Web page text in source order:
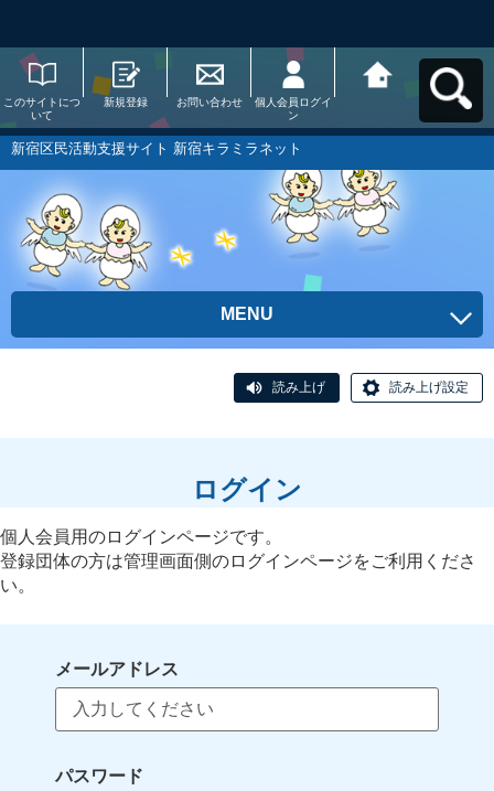
このサイトにつ
いて
新規登録 お問い合わせ
個人会員ログイ
ン
ラミラネットへ
新宿区民活動支援サイト 新宿キラミラネット
MENU
読み上げ 読み上げ設定
ログイン
個人会員用のログインページです。
登録団体の方は管理画面側のログインページをご利用くださ
い。
メールアドレス
パスワード